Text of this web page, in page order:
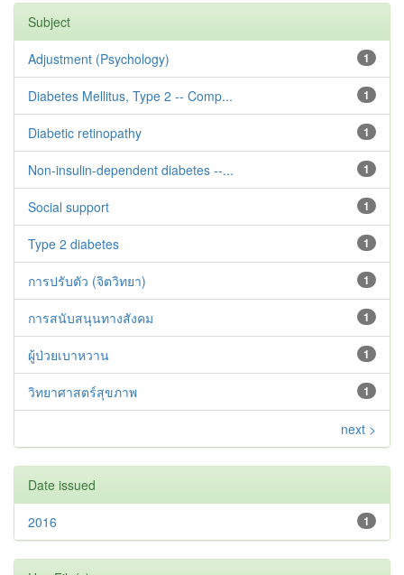
Subject
1
Adjustment ‪(Psychology)
1
Diabetes Mellitus, Type 2 -- Comp...
1
Diabetic retinopathy
1
Non-insulin-dependent diabetes --...
1
Social support
1
Type 2 diabetes‬‬‬‬‬‬
1
การปรับตัว (จิตวิทยา)
1
การสนับสนุนทางสังคม
1
ผู้ป่วยเบาหวาน
1
วิทยาศาสตร์สุขภาพ
next >
Date issued
1
2016